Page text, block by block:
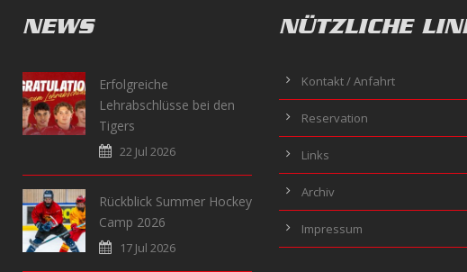
NEWS
Erfolgreiche
Lehrabschlüsse bei den
Tigers
22 Jul 2026
Rückblick Summer Hockey
Camp 2026
17 Jul 2026
NÜTZLICHE
Kontakt / Anfahrt
Reservation
Links
Archiv
Impressum